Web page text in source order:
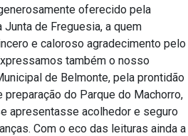
oferecido pela
de Freguesia, a quem
e caloroso agradecimento pelo
também o nosso
de Belmonte, pela prontidão
preparação do Parque do Machorro,
apresentasse acolhedor e seguro
Com o eco das leituras ainda a